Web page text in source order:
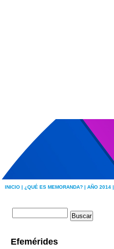
INICIO | ¿QUÉ ES MEMORANDA? | AÑO 2014 |
Efemérides